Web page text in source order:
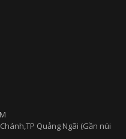
Quảng Ngãi (Gần núi